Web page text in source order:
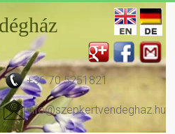
+36 70 5251821
info@szepkertvendeghaz.hu